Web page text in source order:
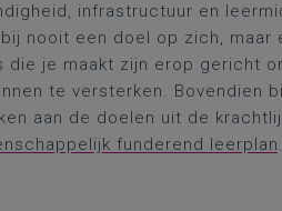
infrastructuur en
nooit een doel op zich, maar
die je maakt zijn erop gericht
te versterken. Bovendien
aan de doelen uit de
funderend leerplan.